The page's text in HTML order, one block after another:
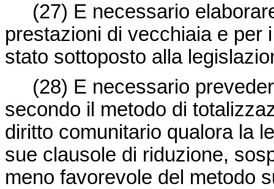
(27) E necessario
prestazioni di vecchiaia e per
stato sottoposto alla
(28) E necessario
secondo il metodo di
diritto comunitario qualora la
sue clausole di riduzione,
meno favorevole del metodo